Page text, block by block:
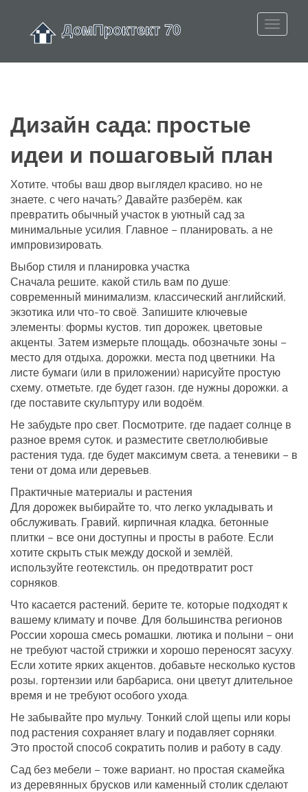
Дизайн сада: простые
идеи и пошаговый план
Хотите, чтобы ваш двор выглядел красиво, но не
знаете, с чего начать? Давайте разберём, как
превратить обычный участок в уютный сад за
минимальные усилия. Главное – планировать, а не
импровизировать.
Выбор стиля и планировка участка
Сначала решите, какой стиль вам по душе:
современный минимализм, классический английский,
экзотика или что‑то своё. Запишите ключевые
элементы: формы кустов, тип дорожек, цветовые
акценты. Затем измерьте площадь, обозначьте зоны –
место для отдыха, дорожки, места под цветники. На
листе бумаги (или в приложении) нарисуйте простую
схему, отметьте, где будет газон, где нужны дорожки, а
где поставите скульптуру или водоём.
Не забудьте про свет. Посмотрите, где падает солнце в
разное время суток, и разместите светлолюбивые
растения туда, где будет максимум света, а теневики – в
тени от дома или деревьев.
Практичные материалы и растения
Для дорожек выбирайте то, что легко укладывать и
обслуживать. Гравий, кирпичная кладка, бетонные
плитки – все они доступны и просты в работе. Если
хотите скрыть стык между доской и землёй,
используйте геотекстиль, он предотвратит рост
сорняков.
Что касается растений, берите те, которые подходят к
вашему климату и почве. Для большинства регионов
России хороша смесь ромашки, лютика и полыни – они
не требуют частой стрижки и хорошо переносят засуху.
Если хотите ярких акцентов, добавьте несколько кустов
розы, гортензии или барбариса, они цветут длительное
время и не требуют особого ухода.
Не забывайте про мульчу. Тонкий слой щепы или коры
под растения сохраняет влагу и подавляет сорняки.
Это простой способ сократить полив и работу в саду.
Сад без мебели – тоже вариант, но простая скамейка
из деревянных брусков или каменный столик сделают